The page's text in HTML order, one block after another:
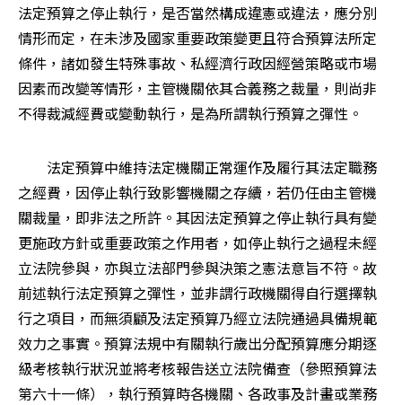
法定預算之停止執行，是否當然構成違憲或違法，應分別
情形而定，在未涉及國家重要政策變更且符合預算法所定
條件，諸如發生特殊事故、私經濟行政因經營策略或市場
因素而改變等情形，主管機關依其合義務之裁量，則尚非
不得裁減經費或變動執行，是為所謂執行預算之彈性。
法定預算中維持法定機關正常運作及履行其法定職務
之經費，因停止執行致影響機關之存續，若仍任由主管機
關裁量，即非法之所許。其因法定預算之停止執行具有變
更施政方針或重要政策之作用者，如停止執行之過程未經
立法院參與，亦與立法部門參與決策之憲法意旨不符。故
前述執行法定預算之彈性，並非謂行政機關得自行選擇執
行之項目，而無須顧及法定預算乃經立法院通過具備規範
效力之事實。預算法規中有關執行歲出分配預算應分期逐
級考核執行狀況並將考核報告送立法院備查（參照預算法
第六十一條），執行預算時各機關、各政事及計畫或業務